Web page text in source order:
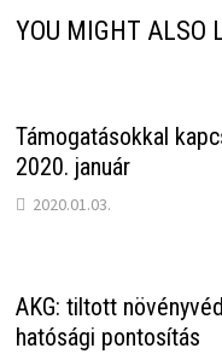
YOU MIGHT ALSO
Támogatásokkal
2020. január
2020.01.03.
AKG: tiltott
hatósági pontosítás